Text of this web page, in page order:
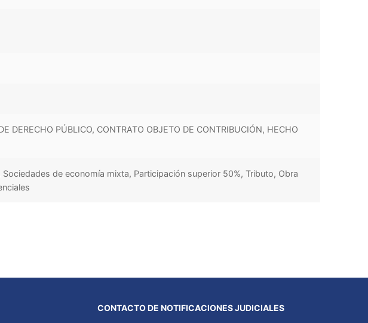
DERECHO PÚBLICO, CONTRATO OBJETO DE CONTRIBUCIÓN, HECHO
de economía mixta, Participación superior 50%, Tributo, Obra
CONTACTO DE NOTIFICACIONES JUDICIALES